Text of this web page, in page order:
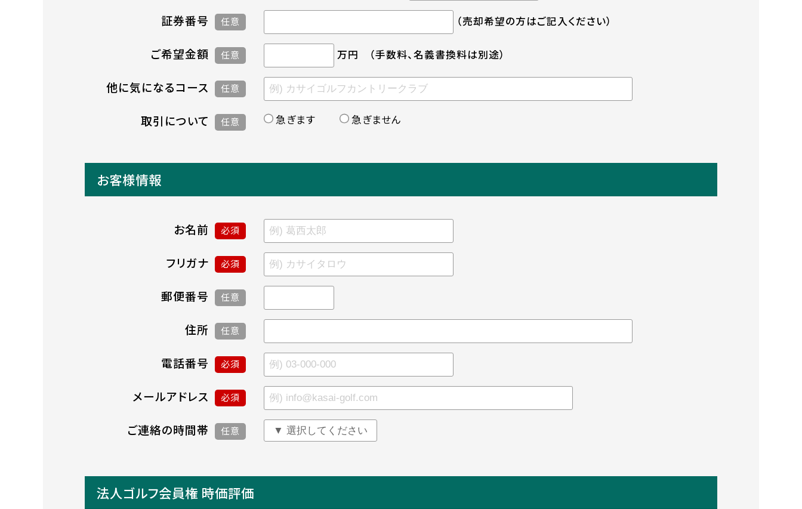
証券番号 任意 （売却希望の方はご記入ください）
ご希望金額 任意 万円 （手数料、名義書換料は別途）
他に気になるコース 任意
取引について 任意 急ぎます 急ぎません
お客様情報
お名前 必須
フリガナ 必須
郵便番号 任意
住所 任意
電話番号 必須
メールアドレス 必須
ご連絡の時間帯 任意
法人ゴルフ会員権 時価評価